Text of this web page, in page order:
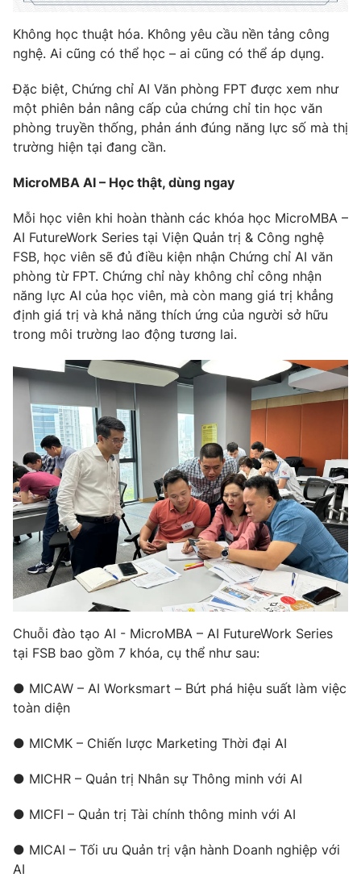
Không học thuật hóa. Không yêu cầu nền tảng công
nghệ. Ai cũng có thể học – ai cũng có thể áp dụng.
Đặc biệt, Chứng chỉ AI Văn phòng FPT được xem như
một phiên bản nâng cấp của chứng chỉ tin học văn
phòng truyền thống, phản ánh đúng năng lực số mà thị
trường hiện tại đang cần.
MicroMBA AI – Học thật, dùng ngay
Mỗi học viên khi hoàn thành các khóa học MicroMBA –
AI FutureWork Series tại Viện Quản trị & Công nghệ
FSB, học viên sẽ đủ điều kiện nhận Chứng chỉ AI văn
phòng từ FPT. Chứng chỉ này không chỉ công nhận
năng lực AI của học viên, mà còn mang giá trị khẳng
định giá trị và khả năng thích ứng của người sở hữu
trong môi trường lao động tương lai.
Chuỗi đào tạo AI - MicroMBA – AI FutureWork Series
tại FSB bao gồm 7 khóa, cụ thể như sau:
● MICAW – AI Worksmart – Bứt phá hiệu suất làm việc
toàn diện
● MICMK – Chiến lược Marketing Thời đại AI
● MICHR – Quản trị Nhân sự Thông minh với AI
● MICFI – Quản trị Tài chính thông minh với AI
● MICAI – Tối ưu Quản trị vận hành Doanh nghiệp với
AI